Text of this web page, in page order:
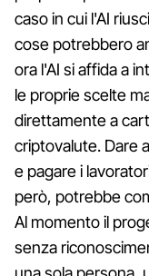
caso in cui l'AI
cose potrebbero
ora l'AI si affida a
le proprie scelte
direttamente a
criptovalute. Dare
e pagare i
però, potrebbe
Al momento il
senza